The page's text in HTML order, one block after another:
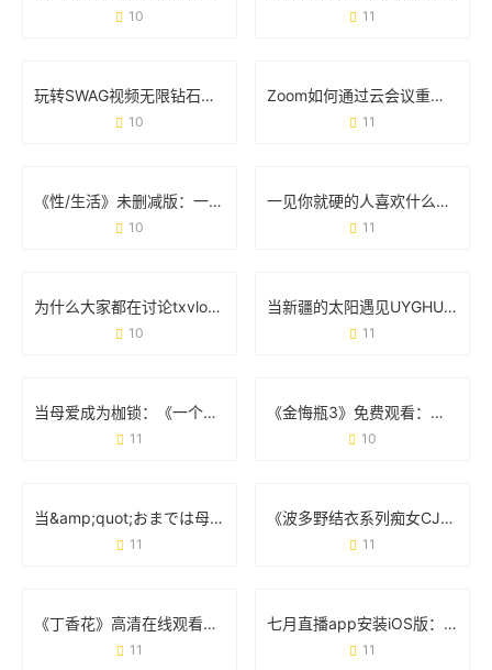
10 11
玩转SWAG视频无限钻石破解版：你需要知道的那些事儿
10
Zoom如何通过云会议重塑远程协作的日常体验
11
《性/生活》未删减版：一场被“打码”的社会实验
10
一见你就硬的人喜欢什么样的表现？身体反应和相处细节藏答案
11
为什么大家都在讨论txvlogcom糖心官网网站？这几点体验太真实了
10
当新疆的太阳遇见UYGHUR JALAP：辣椒与土地的故事
11
当母爱成为枷锁：《一个好妈妈的D3申字电影》为何刺痛千万人
11
《金悔瓶3》免费观看：如何合法避坑与观影指南
10
当&amp;quot;おまでは母に漂う&amp;quot;成为英文：一场关于翻译的奇妙漂流
11
《波多野结衣系列痴女CJOD-214》：经典场景与角色魅力的双重诠释
11
《丁香花》高清在线观看完整剧情：从虐心故事到观影避坑指南
11
七月直播app安装iOS版：手把手教你快速上手
11